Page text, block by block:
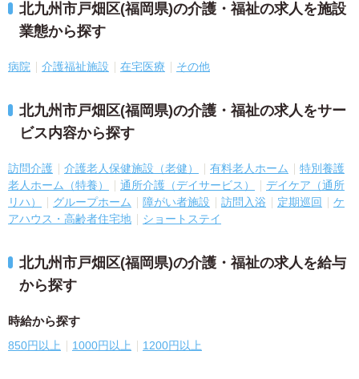
北九州市戸畑区(福岡県)の介護・福祉の求人を施設
業態から探す
病院 介護福祉施設 在宅医療 その他
北九州市戸畑区(福岡県)の介護・福祉の求人をサー
ビス内容から探す
訪問介護 介護老人保健施設（老健） 有料老人ホーム
特別養護
老人ホーム（特養）
通所介護（デイサービス）
デイケア（通所
リハ）
グループホーム 障がい者施設 訪問入浴 定期巡回
ケ
アハウス・高齢者住宅地
ショートステイ
北九州市戸畑区(福岡県)の介護・福祉の求人を給与
から探す
時給から探す
850円以上 1000円以上 1200円以上